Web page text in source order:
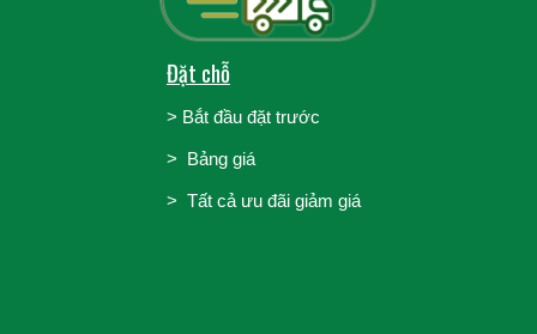
Đặt chỗ
> Bắt đầu đặt trước
> Bảng giá
> Tất cả ưu đãi giảm giá